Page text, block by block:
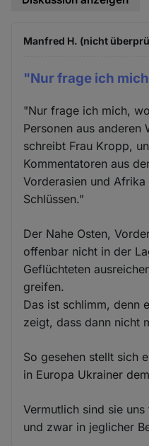
Manfred H. (nicht
"Nur frage ich
"Nur frage ich mich,
Personen aus anderen
schreibt Frau Kropp,
Kommentatoren aus
Vorderasien und
Schlüssen."
Der Nahe Osten,
offenbar nicht in der
Geflüchteten
greifen.
Das ist schlimm, denn
zeigt, dass dann nicht
So gesehen stellt sich
in Europa Ukrainer
Vermutlich sind sie
und zwar in jeglicher